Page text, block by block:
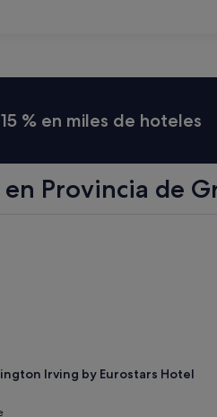
% en miles de hoteles
Provincia de
Irving by Eurostars Hotel